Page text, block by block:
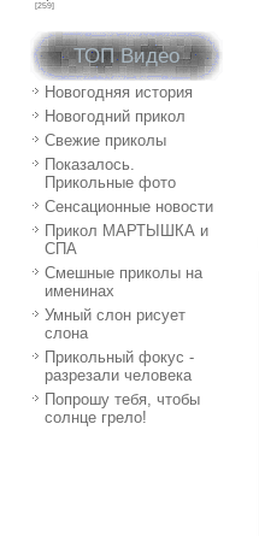
[259]
ТОП Видео
Новогодняя история
Новогодний прикол
Свежие приколы
Показалось.
Прикольные фото
Сенсационные новости
Прикол МАРТЫШКА и
СПА
Смешные приколы на
именинах
Умный слон рисует
слона
Прикольный фокус -
разрезали человека
Попрошу тебя, чтобы
солнце грело!